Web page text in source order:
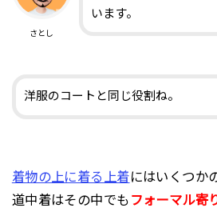
さとし
います。
洋服のコートと同じ役割ね。
着物の上に着る上着にはいくつか
道中着はその中でも フォーマル寄